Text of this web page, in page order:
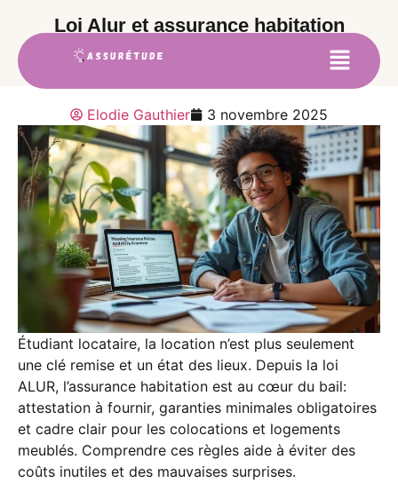
Loi Alur et assurance habitation
étudiant : nouvelles règles
Elodie Gauthier 3 novembre 2025
Étudiant locataire, la location n’est plus seulement
une clé remise et un état des lieux. Depuis la loi
ALUR, l’assurance habitation est au cœur du bail:
attestation à fournir, garanties minimales obligatoires
et cadre clair pour les colocations et logements
meublés. Comprendre ces règles aide à éviter des
coûts inutiles et des mauvaises surprises.